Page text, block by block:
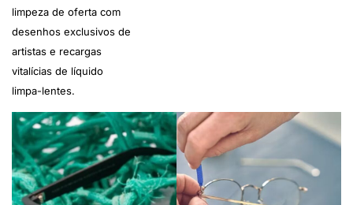
limpeza de oferta com
desenhos exclusivos de
artistas e recargas
vitalícias de líquido
limpa-lentes.